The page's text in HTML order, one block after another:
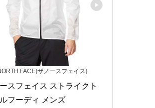
FACE(ザノースフェイス)
スフェイス ストライクト
フーディ メンズ